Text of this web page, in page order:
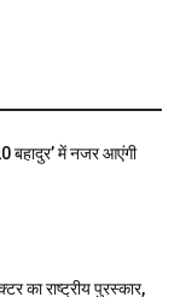
बहादुर’ में नजर आएंगी
का राष्ट्रीय पुरस्कार,